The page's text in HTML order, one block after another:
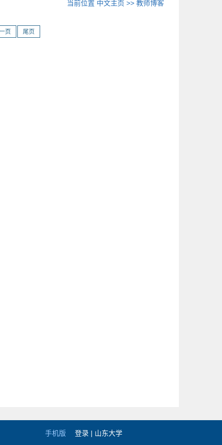
当前位置 中文主页 >>教师博客
页 尾页
手机版 登录 | 山东大学